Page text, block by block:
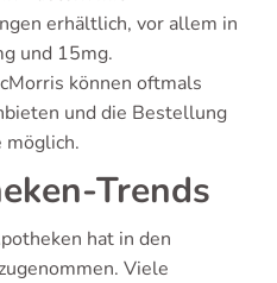
erhältlich, vor allem in
und 15mg.
können oftmals
und die Bestellung
möglich.
Trends
hat in den
Viele